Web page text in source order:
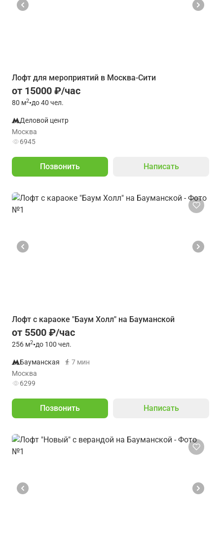
Лофт для мероприятий в Москва-Сити
от 15000 ₽/час
80 м2•до 40 чел.
Деловой центр
Москва
6945
Позвонить Написать
Лофт с караоке "Баум Холл" на Бауманской
от 5500 ₽/час
256 м2•до 100 чел.
Бауманская
7 мин
Москва
6299
Позвонить Написать